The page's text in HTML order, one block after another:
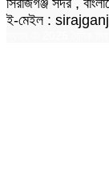
ই-মেইল :